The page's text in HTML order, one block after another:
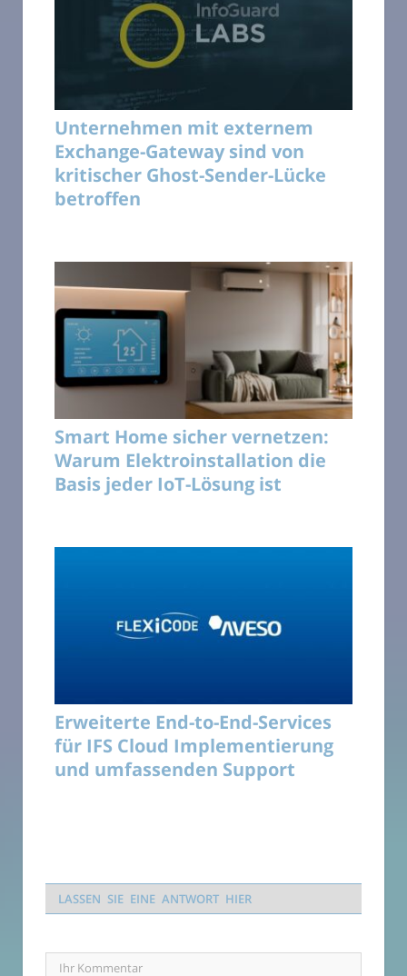
Unternehmen mit externem
Exchange-Gateway sind von
kritischer Ghost-Sender-Lücke
betroffen
Smart Home sicher vernetzen:
Warum Elektroinstallation die
Basis jeder IoT-Lösung ist
Erweiterte End-to-End-Services
für IFS Cloud Implementierung
und umfassenden Support
LASSEN SIE EINE ANTWORT HIER